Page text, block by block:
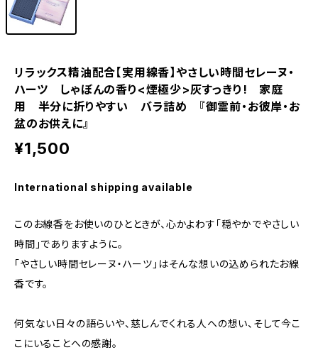
リラックス精油配合【実用線香】やさしい時間セレーヌ・
ハーツ しゃぼんの香り<煙極少>灰すっきり! 家庭
用 半分に折りやすい バラ詰め 『御霊前・お彼岸・お
盆のお供えに』
¥1,500
International shipping available
このお線香をお使いのひとときが、心かよわす「穏やかでやさしい
時間」でありますように。
「やさしい時間セレーヌ・ハーツ」はそんな想いの込められたお線
香です。
何気ない日々の語らいや、慈しんでくれる人への想い、そして今こ
こにいることへの感謝。